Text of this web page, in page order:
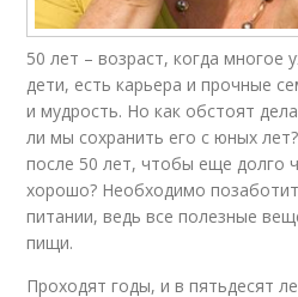
50 лет – возраст, когда многое
дети, есть карьера и прочные
и мудрость. Но как обстоят
ли мы сохранить его с юных
после 50 лет, чтобы еще долго
хорошо? Необходимо
питании, ведь все полезные
пищи.
Проходят годы, и в пятьдесят